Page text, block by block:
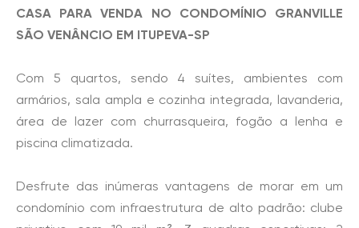
CASA PARA VENDA NO CONDOMÍNIO GRANVILLE
SÃO VENÂNCIO EM ITUPEVA-SP
Com 5 quartos, sendo 4 suítes, ambientes com
armários, sala ampla e cozinha integrada, lavanderia,
área de lazer com churrasqueira, fogão a lenha e
piscina climatizada.
Desfrute das inúmeras vantagens de morar em um
condomínio com infraestrutura de alto padrão: clube